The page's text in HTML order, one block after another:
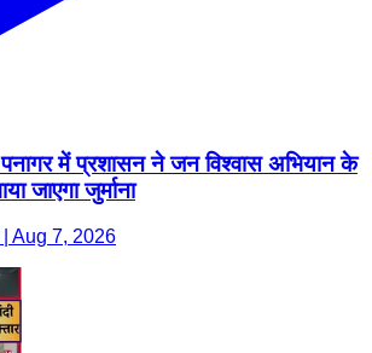
में प्रशासन ने जन विश्वास अभियान के
जाएगा जुर्माना
Aug 7, 2026